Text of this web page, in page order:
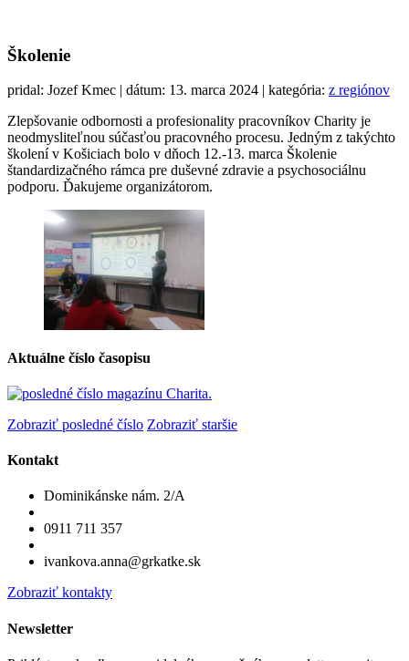
Školenie
pridal: Jozef Kmec | dátum: 13. marca 2024 | kategória: z regiónov
Zlepšovanie odbornosti a profesionality pracovníkov Charity je
neodmysliteľnou súčasťou pracovného procesu. Jedným z takýchto
školení v Košiciach bolo v dňoch 12.-13. marca Školenie
štandardizačného rámca pre duševné zdravie a psychosociálnu
podporu. Ďakujeme organizátorom.
Aktuálne číslo časopisu
Zobraziť posledné číslo Zobraziť staršie
Kontakt
Dominikánske nám. 2/A
0911 711 357
ivankova.anna@grkatke.sk
Zobraziť kontakty
Newsletter